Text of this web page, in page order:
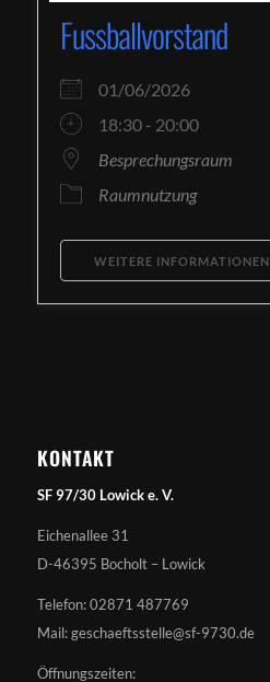
Fussballvorstand
01/06/2026
18:30 - 20:00
Besprechungsraum
Raumnutzung
WEITERE INFORMATIONEN
KONTAKT
SF 97/30 Lowick e. V.
Eichenallee 31
D-46395 Bocholt – Lowick
Telefon: 02871 487769
Mail: geschaeftsstelle@sf-9730.de
Öffnungszeiten: